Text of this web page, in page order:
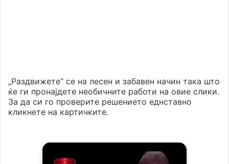
„Раздвижете“ се на лесен и забавен начин така што
ќе ги пронајдете необичните работи на овие слики.
За да си го проверите решението еднставно
кликнете на картичките.